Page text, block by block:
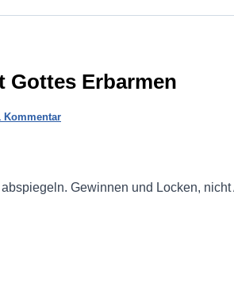
Gottes Erbarmen
Kommentar
Gewinnen und Locken,